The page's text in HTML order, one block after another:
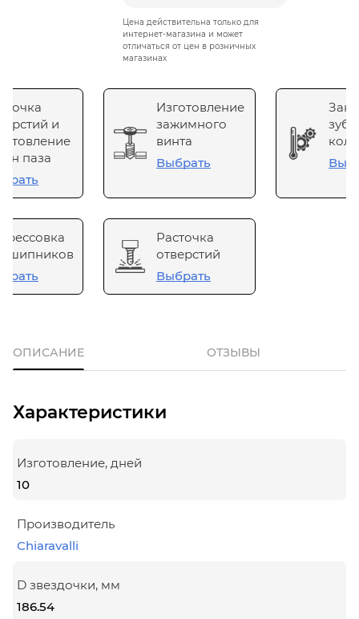
Цена действительна только для
интернет-магазина и может
отличаться от цен в розничных
магазинах
и
паза
Изготовление
зажимного
винта
Выбрать
Расточка
отверстий
Выбрать
ОПИСАНИЕ ОТЗЫВЫ
Характеристики
Изготовление, дней
10
Производитель
Chiaravalli
D звездочки, мм
186.54